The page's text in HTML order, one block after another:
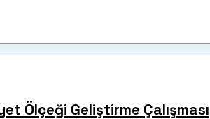
Ölçeği Geliştirme Çalışması